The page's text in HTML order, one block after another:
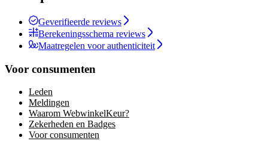
Geverifieerde reviews
Berekeningsschema reviews
Maatregelen voor authenticiteit
Voor consumenten
Leden
Meldingen
Waarom WebwinkelKeur?
Zekerheden en Badges
Voor consumenten